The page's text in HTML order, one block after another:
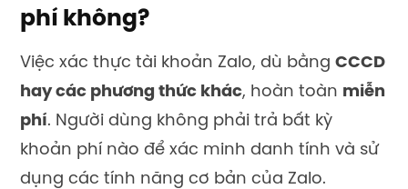
phí không?
Việc xác thực tài khoản Zalo, dù bằng CCCD
hay các phương thức khác, hoàn toàn miễn
phí. Người dùng không phải trả bất kỳ
khoản phí nào để xác minh danh tính và sử
dụng các tính năng cơ bản của Zalo.